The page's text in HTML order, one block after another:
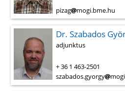
pizag mogi.bme.hu
Dr. Szabados
adjunktus
+ 36 1 463-2501
szabados.gyorgy